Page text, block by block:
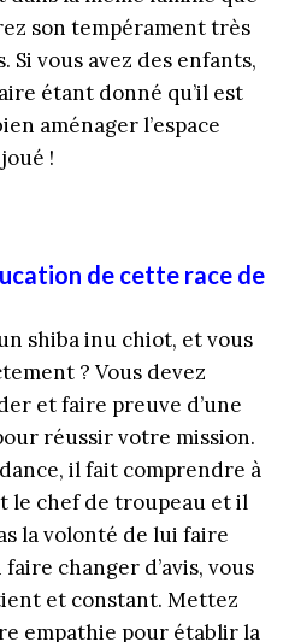
son tempérament très
Si vous avez des enfants,
étant donné qu’il est
aménager l’espace
!
de cette race de
shiba inu chiot, et vous
? Vous devez
et faire preuve d’une
réussir votre mission.
il fait comprendre à
le chef de troupeau et il
la volonté de lui faire
changer d’avis, vous
et constant. Mettez
empathie pour établir la